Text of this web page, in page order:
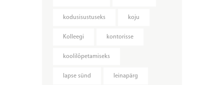
kodusisustuseks koju
Kolleegi kontorisse
koolilõpetamiseks
lapse sünd leinapärg